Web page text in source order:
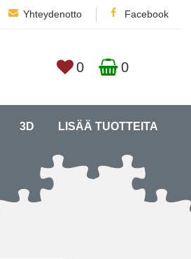
Yhteydenotto Facebook
0 0
3D LISÄÄ TUOTTEITA